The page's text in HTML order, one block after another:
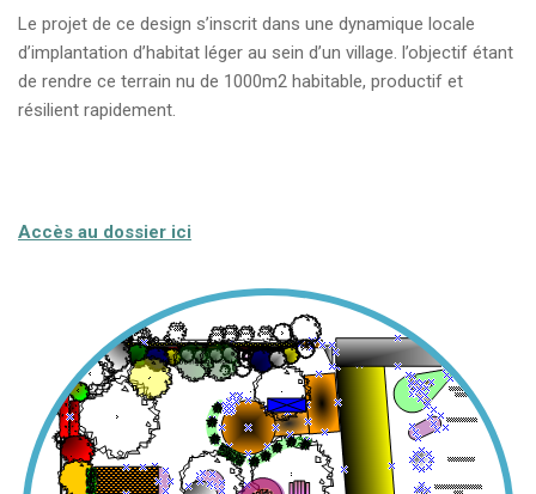
Le projet de ce design s’inscrit dans une dynamique locale
d’implantation d’habitat léger au sein d’un village. l’objectif étant
de rendre ce terrain nu de 1000m2 habitable, productif et
résilient rapidement.
Accès au dossier ici